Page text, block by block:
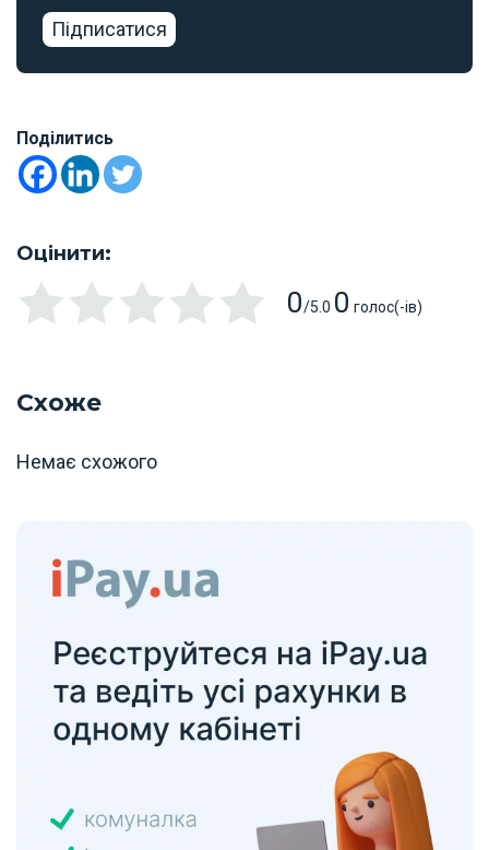
Підписатися
Поділитись
Оцінити:
0/5.0 0 голос(-ів)
Схоже
Немає схожого